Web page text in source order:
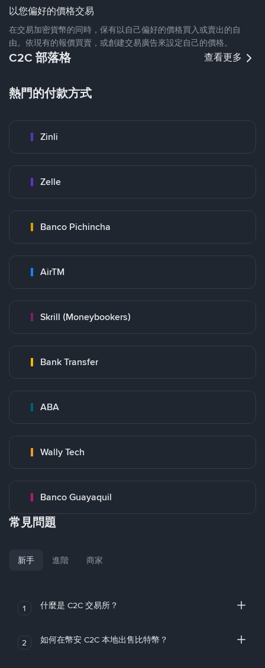
以您偏好的價格交易
在交易加密貨幣的同時，保有以自己偏好的價格買入或賣出的自
由。依現有的報價買賣，或創建交易廣告來設定自己的價格。
C2C 部落格 查看更多
熱門的付款方式
Zinli
Zelle
Banco Pichincha
AirTM
Skrill (Moneybookers)
Bank Transfer
ABA
Wally Tech
Banco Guayaquil
常見問題
新手 進階 商家
1 什麼是 C2C 交易所？
2 如何在幣安 C2C 本地出售比特幣？